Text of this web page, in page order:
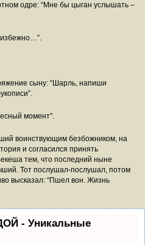
одре: “Мне бы цыган услышать –
сыну: “Шарль, напиши
момент”.
воинствующим безбожником, на
и согласился принять
тем, что последний ныне
Тот послушал-послушал, потом
высказал: “Пшел вон. Жизнь
- Уникальные